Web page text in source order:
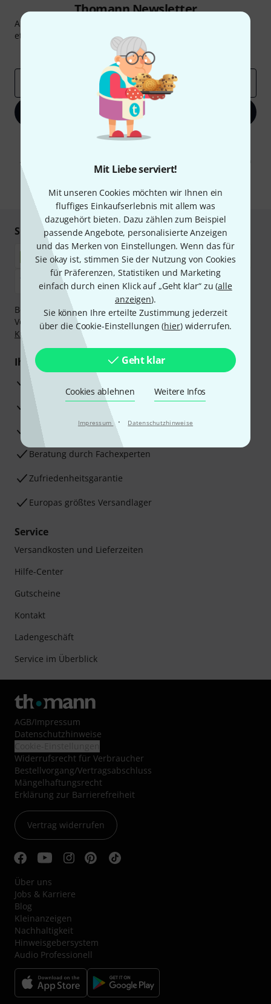
Mit Liebe serviert!
Mit unseren Cookies möchten wir Ihnen ein
fluffiges Einkaufserlebnis mit allem was
dazugehört bieten. Dazu zählen zum Beispiel
passende Angebote, personalisierte Anzeigen
und das Merken von Einstellungen. Wenn das für
Sie okay ist, stimmen Sie der Nutzung von Cookies
für Präferenzen, Statistiken und Marketing
einfach durch einen Klick auf „Geht klar“ zu (alle
anzeigen).
Sie können Ihre erteilte Zustimmung jederzeit
über die Cookie-Einstellungen (hier) widerrufen.
Geht klar
Cookies ablehnen Weitere Infos
Impressum · Datenschutzhinweise
Thomann Newsletter
Abonniere den Thomann Newsletter und gewinne mit
etwas Glück einen von
50 Gutscheinen
Inspirierende Beiträge
Deals
Jetzt anmelden
Mit Klick auf „Jetzt anmelden“ stimmen Sie dem Erhalt von E-Mail-
Abmeldung ist jederzeit möglich. Weitere Informationen finden Sie in
unseren Datenschutzhinweisen
* Pflichtfeld
Sicher einkaufen & bezahlen
Bezahlen Sie vertraulich und sicher per Nachnahme,
Vorkasse, PayPal, Amazon Pay,Klarna Sofort bezahlen
Klarna Ratenzahlung
oder Kreditkarte.
Ihre Vorteile
3 Jahre Thomann Garantie
30 Tage Money-Back-Garantie
Reparaturservice
Beratung durch Fachexperten
Zufriedenheitsgarantie
Europas größtes Versandlager
Service
Versandkosten und Lieferzeiten
Hilfe-Center
Gutscheine
Kontakt
Ladengeschäft
Service im Überblick
AGB/Impressum
Datenschutzhinweise
Widerrufsrecht für Verbraucher
Bestellvorgang/Vertragsabschluss
Mängelhaftungsrecht
Erklärung zur Barrierefreiheit
Vertrag widerrufen
Über uns
Jobs & Karriere
Blog
Kleinanzeigen
Nachhaltigkeit
Hinweisgebersystem
Audio Professionell